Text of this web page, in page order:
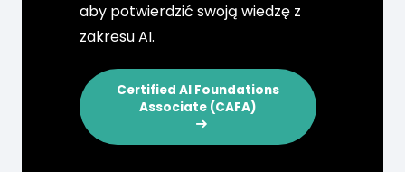
aby potwierdzić swoją wiedzę z
zakresu AI.
Certified AI Foundations
Associate (CAFA)